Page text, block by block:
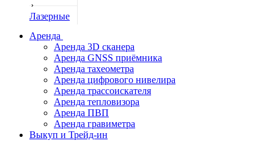
Лазерные
Нивелиры
Теодолиты
Трассоискатели
Неразрушающий
контроль
Аксессуары
Аренда
Аренда 3D сканера
Аренда GNSS приёмника
Аренда тахеометра
Аренда цифрового нивелира
Аренда трассоискателя
Аренда тепловизора
Аренда ПВП
Аренда гравиметра
Выкуп и Трейд-ин